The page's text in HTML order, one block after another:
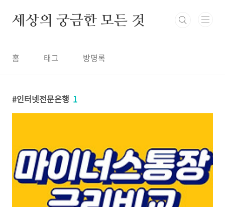
세상의 궁금한 모든 것
홈 태그 방명록
인터넷전문은행 1